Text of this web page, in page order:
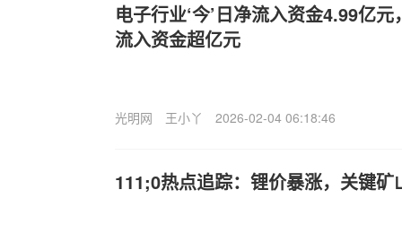
电子行业‘今’日净流入资金4.99亿
流入资金超亿元
光明网 王小丫 2026-02-04 06:18:46
111;0热点追踪：锂价暴涨，关键